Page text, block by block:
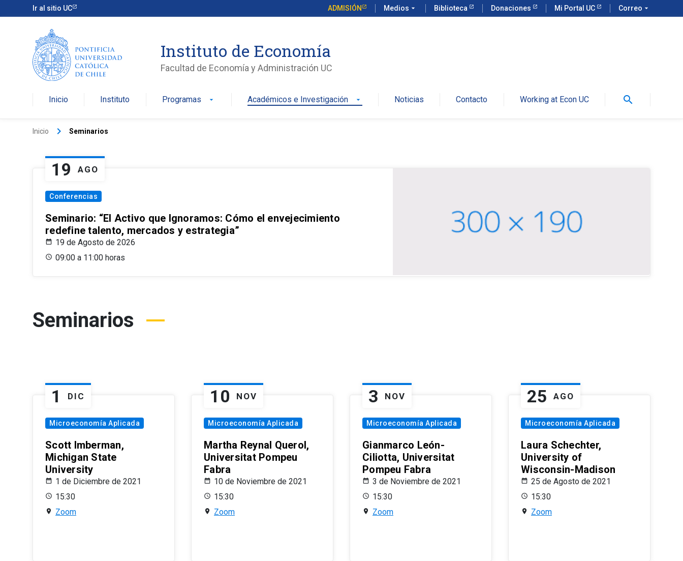
Ir al sitio UC ADMISIÓN Medios arrow_drop_down Biblioteca Donaciones Mi Portal UC Correo arrow_drop_down
Instituto de Economía
Facultad de Economía y Administración UC
Inicio Instituto Programas arrow_drop_down Académicos e Investigación arrow_drop_down Noticias Contacto Working at Econ UC search
Inicio keyboard_arrow_right Seminarios
19 AGO
Conferencias
Seminario: “El Activo que Ignoramos: Cómo el envejecimiento
redefine talento, mercados y estrategia”
19 de Agosto de 2026
09:00 a 11:00 horas
Seminarios
1 DIC
Microeconomía Aplicada
Scott Imberman,
Michigan State
University
1 de Diciembre de 2021
15:30
Zoom
10 NOV
Microeconomía Aplicada
Martha Reynal Querol,
Universitat Pompeu
Fabra
10 de Noviembre de 2021
15:30
Zoom
3 NOV
Microeconomía Aplicada
Gianmarco León-
Ciliotta, Universitat
Pompeu Fabra
3 de Noviembre de 2021
15:30
Zoom
25 AGO
Microeconomía Aplicada
Laura Schechter,
University of
Wisconsin-Madison
25 de Agosto de 2021
15:30
Zoom